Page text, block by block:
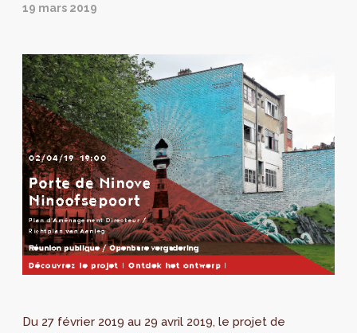
19 mars 2019
Du 27 février 2019 au 29 avril 2019, le projet de